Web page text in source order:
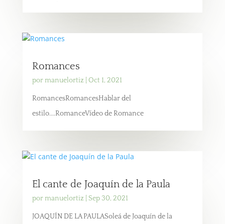
Romances
por manuelortiz Oct 1, 2021
RomancesRomancesHablar del
estilo....RomanceVídeo de Romance
El cante de Joaquín de la Paula
por manuelortiz Sep 30, 2021
JOAQUÍN DE LA PAULASoleá de Joaquín de la